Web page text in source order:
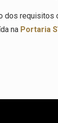
na Portaria